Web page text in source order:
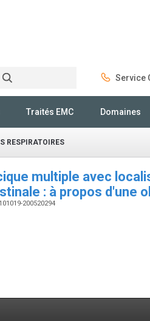
Service
Traités EMC Domaines
RESPIRATOIRES
multiple avec
: à propos d'une
200520294